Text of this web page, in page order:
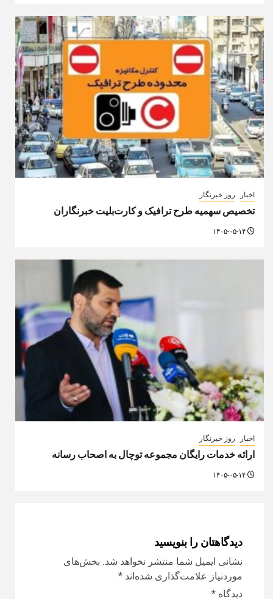
اخبار روز خبرنگار
تخصیص سهمیه طرح ترافیک و کارت‌بلیت خبرنگاران
اخبار روز خبرنگار
ارائه خدمات رایگان مجموعه توچال به اصحاب رسانه
دیدگاهتان را بنویسید
نشانی ایمیل شما منتشر نخواهد شد. بخش‌های
موردنیاز علامت‌گذاری شده‌اند *
دیدگاه *